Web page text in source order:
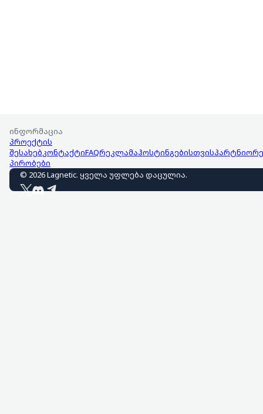
ინფორმაცია
პროექტის
შესახებკონტაქტიFAQრეკლამაჰოსტინგებისთვის
პირობები
© 2026Lagnetic. ყველა უფლება დაცულია.